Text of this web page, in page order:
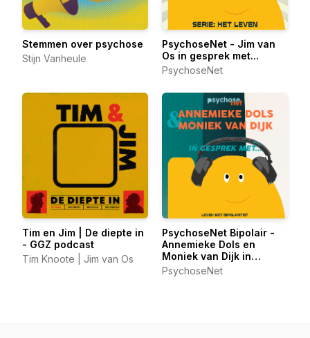
Stemmen over psychose
Stijn Vanheule
PsychoseNet - Jim van
Os in gesprek met...
PsychoseNet
Tim en Jim | De diepte in
- GGZ podcast
Tim Knoote | Jim van Os
PsychoseNet Bipolair -
Annemieke Dols en
Moniek van Dijk in
gesprek met...
PsychoseNet